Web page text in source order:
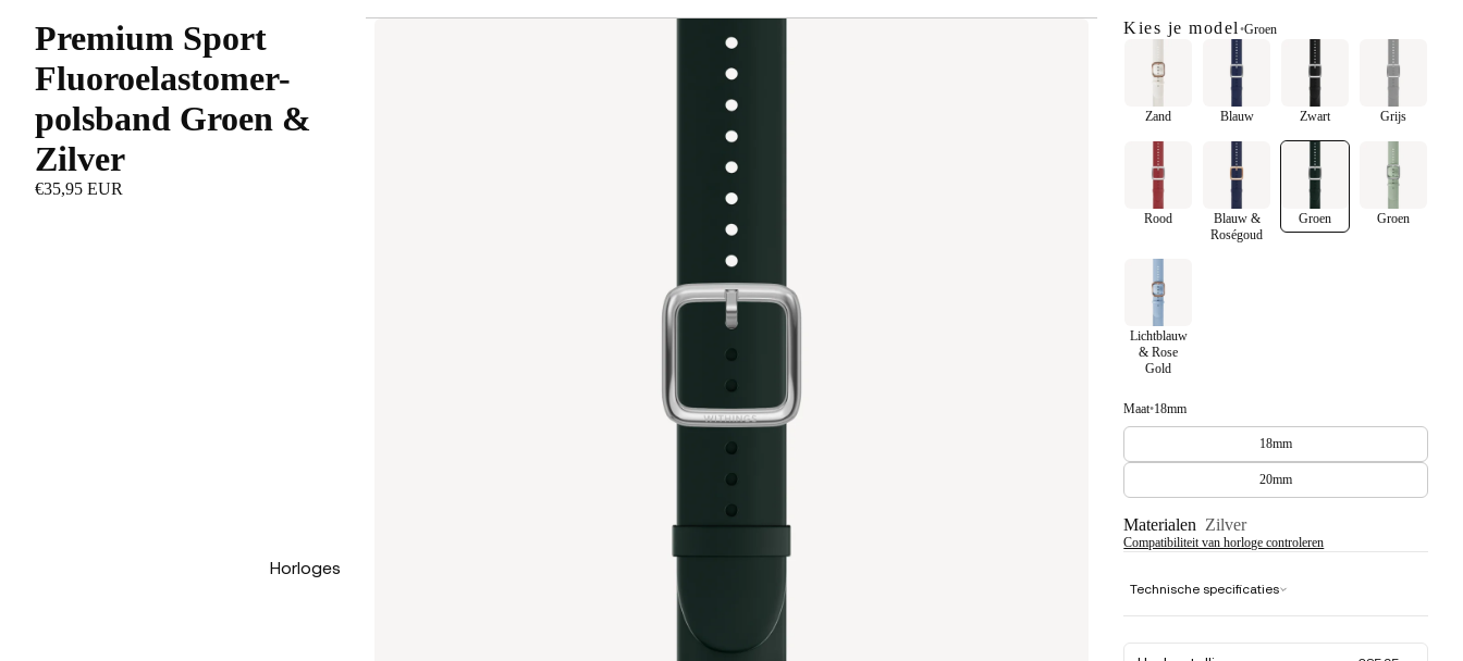
Horloges
Premium Sport
Fluoroelastomer-
polsband Groen &
Zilver
€35,95 EUR
Kies je model •Groen
Zand Blauw Zwart Grijs
Rood
Blauw &
Roségoud
Groen Groen
Lichtblauw
& Rose
Gold
Maat•18mm
18mm
20mm
Materialen Zilver
Compatibiliteit van horloge controleren
Technische specificaties